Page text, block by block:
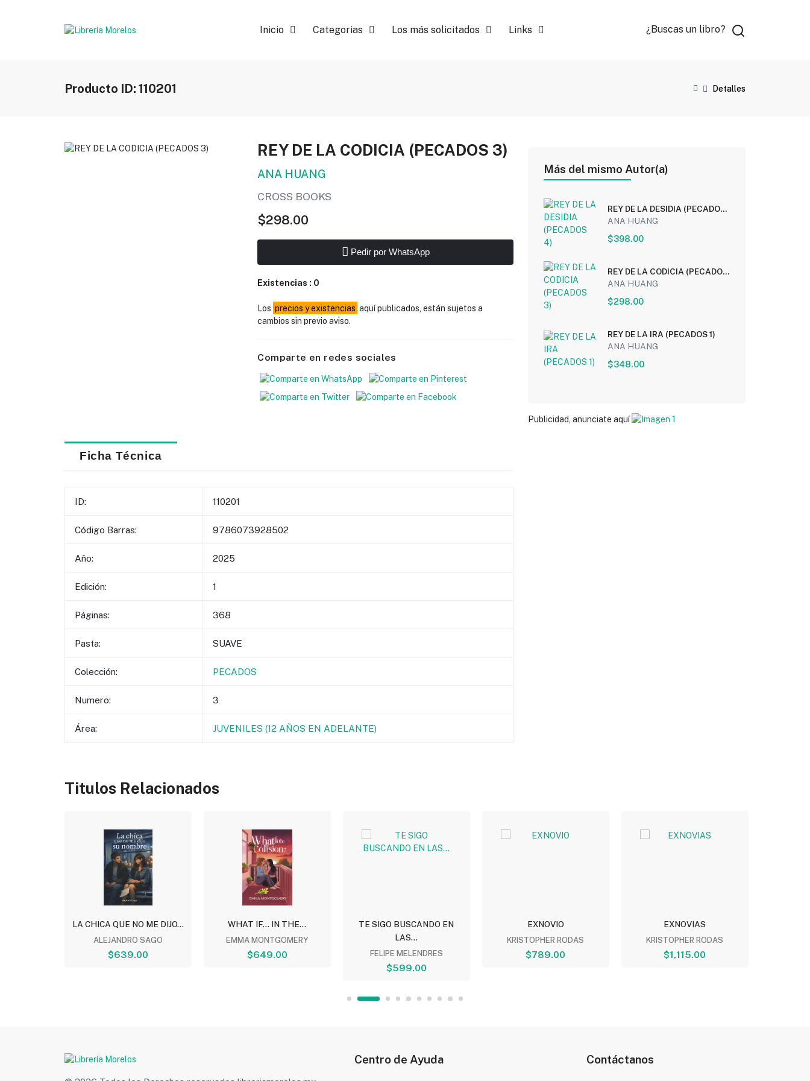
Inicio Categorias Los más solicitados Links ¿Buscas un libro?
Producto ID: 110201 Detalles
REY DE LA CODICIA (PECADOS 3)
ANA HUANG
CROSS BOOKS
$298.00
Pedir por WhatsApp
Existencias : 0
Los precios y existencias aquí publicados, están sujetos a
cambios sin previo aviso.
Comparte en redes sociales
Ficha Técnica
ID: 110201
Código Barras: 9786073928502
Año: 2025
Edición: 1
Páginas: 368
Pasta: SUAVE
Colección: PECADOS
Numero: 3
Área: JUVENILES (12 AÑOS EN ADELANTE)
Más del mismo Autor(a)
REY DE LA DESIDIA (PECADOS
4)
ANA HUANG
$398.00
REY DE LA CODICIA (PECADOS
3)
ANA HUANG
$298.00
REY DE LA IRA (PECADOS 1)
ANA HUANG
$348.00
Publicidad, anunciate aquí
Titulos Relacionados
LA CHICA QUE NO ME DIJO...
ALEJANDRO SAGO
$639.00
WHAT IF... IN THE...
EMMA MONTGOMERY
$649.00
TE SIGO BUSCANDO EN
LAS...
FELIPE MELENDRES
$599.00
EXNOVIO
KRISTOPHER RODAS
$789.00
EXNOVIAS
KRISTOPHER RODAS
$1,115.00
Centro de Ayuda Contáctanos